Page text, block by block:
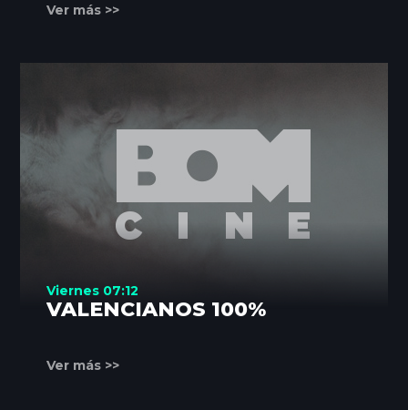
Ver más >>
Viernes 07:12
VALENCIANOS 100%
Ver más >>